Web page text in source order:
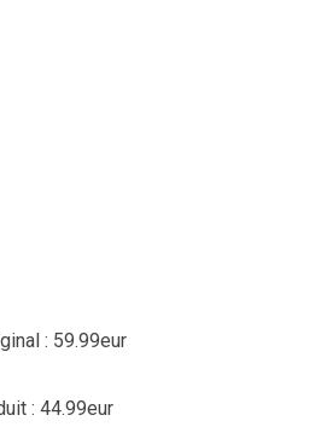
: 59.99eur
: 44.99eur